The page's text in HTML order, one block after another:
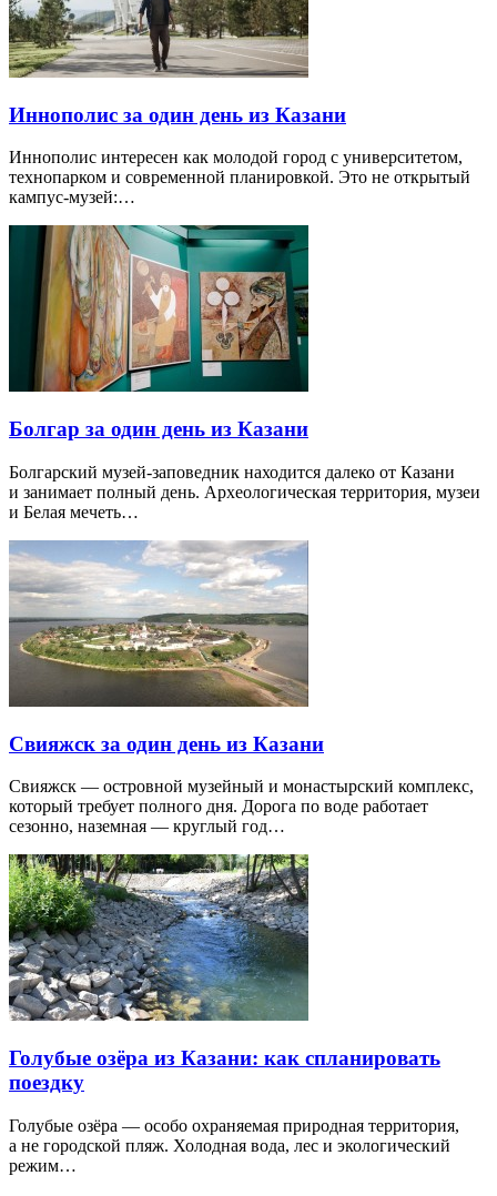
Иннополис за один день из Казани
Иннополис интересен как молодой город с университетом,
технопарком и современной планировкой. Это не открытый
кампус-музей:…
Болгар за один день из Казани
Болгарский музей-заповедник находится далеко от Казани
и занимает полный день. Археологическая территория, музеи
и Белая мечеть…
Свияжск за один день из Казани
Свияжск — островной музейный и монастырский комплекс,
который требует полного дня. Дорога по воде работает
сезонно, наземная — круглый год…
Голубые озёра из Казани: как спланировать
поездку
Голубые озёра — особо охраняемая природная территория,
а не городской пляж. Холодная вода, лес и экологический
режим…